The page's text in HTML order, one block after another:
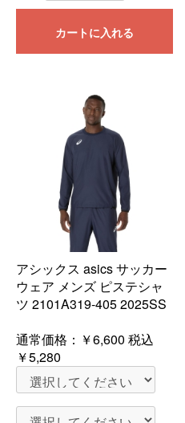
カートに入れる
アシックス asics サッカー
ウェア メンズ ピステシャ
ツ 2101A319-405 2025SS
通常価格： ￥6,600 税込
￥5,280